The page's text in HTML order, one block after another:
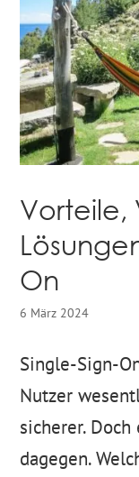
Vorteile,
On
6 März 2024
Single-Sign-
Nutzer
sicherer.
dagegen.